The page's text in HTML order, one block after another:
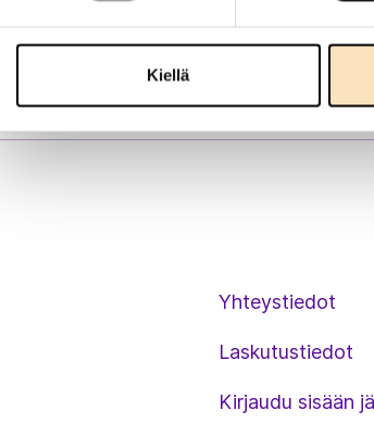
Kiellä
Yhteystiedot
Laskutustiedot
Kirjaudu sisään